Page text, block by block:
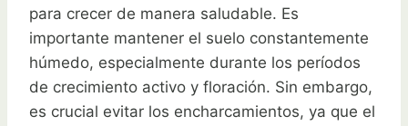
para crecer de manera saludable. Es
importante mantener el suelo constantemente
húmedo, especialmente durante los períodos
de crecimiento activo y floración. Sin embargo,
es crucial evitar los encharcamientos, ya que el